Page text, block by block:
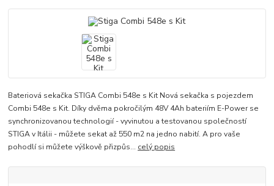
Bateriová sekačka STIGA Combi 548e s Kit Nová sekačka s pojezdem
Combi 548e s Kit. Díky dvěma pokročilým 48V 4Ah bateriím E-Power se
synchronizovanou technologií - vyvinutou a testovanou společností
STIGA v Itálii - můžete sekat až 550 m2 na jedno nabití. A pro vaše
pohodlí si můžete výškově přizpůs... celý popis